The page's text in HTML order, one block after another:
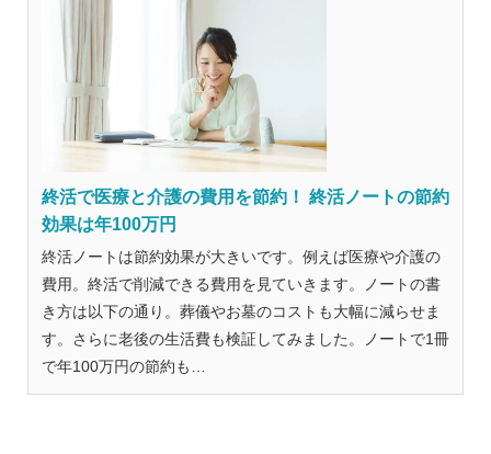
終活で医療と介護の費用を節約！ 終活ノートの節約
効果は年100万円
終活ノートは節約効果が大きいです。例えば医療や介護の
費用。終活で削減できる費用を見ていきます。ノートの書
き方は以下の通り。葬儀やお墓のコストも大幅に減らせま
す。さらに老後の生活費も検証してみました。ノートで1冊
で年100万円の節約も…